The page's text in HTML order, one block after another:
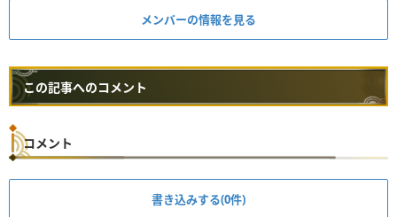
メンバーの情報を見る
この記事へのコメント
コメント
書き込みする(0件)